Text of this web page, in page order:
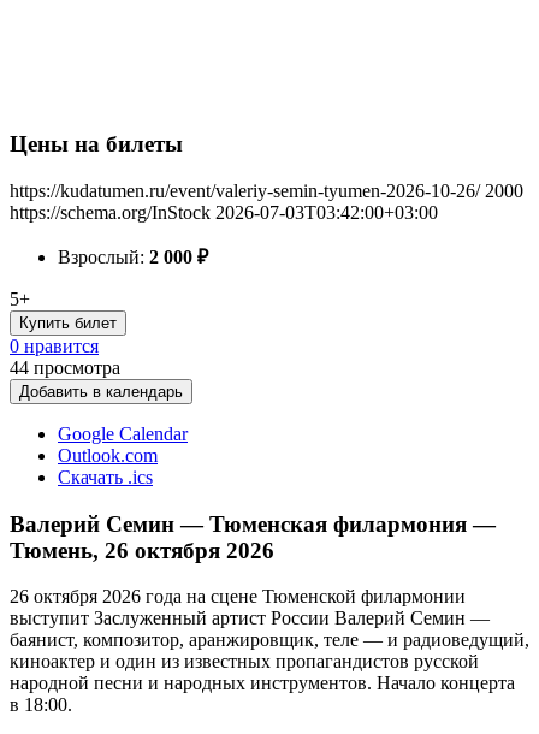
Цены на билеты
https://kudatumen.ru/event/valeriy-semin-tyumen-2026-10-26/ 2000
https://schema.org/InStock 2026-07-03T03:42:00+03:00
Взрослый: 2 000 ₽
5+
Купить билет
0 нравится
44 просмотра
Добавить в календарь
Google Calendar
Outlook.com
Скачать .ics
Валерий Семин — Тюменская филармония —
Тюмень, 26 октября 2026
26 октября 2026 года на сцене Тюменской филармонии
выступит Заслуженный артист России Валерий Семин —
баянист, композитор, аранжировщик, теле — и радиоведущий,
киноактер и один из известных пропагандистов русской
народной песни и народных инструментов. Начало концерта
в 18:00.